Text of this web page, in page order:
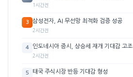
1시간전
3 삼성전자, AI 무선망 최적화 검증 성공
2시간전
4 인도네시아 증시, 상승세 재개 기대감 고조
2시간전
5 태국 주식시장 반등 기대감 형성